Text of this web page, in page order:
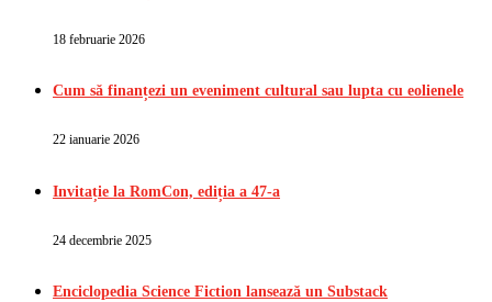
18 februarie 2026
Cum să finanțezi un eveniment cultural sau lupta cu eolienele
22 ianuarie 2026
Invitație la RomCon, ediția a 47-a
24 decembrie 2025
Enciclopedia Science Fiction lansează un Substack